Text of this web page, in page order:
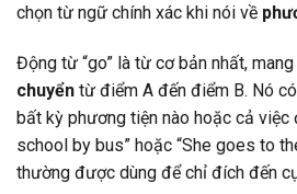
chọn từ ngữ chính xác khi nói về
Động từ “go” là từ cơ bản nhất,
chuyển từ điểm A đến điểm B. Nó
bất kỳ phương tiện nào hoặc cả việc
school by bus” hoặc “She goes to
thường được dùng để chỉ đích đến